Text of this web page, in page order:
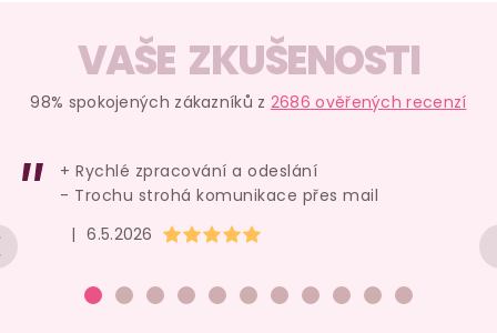
VAŠE ZKUŠENOSTI
98% spokojených zákazníků z 2686 ověřených recenzí
Hodnocení obchodu je 5 z 5 hvězdiček.
| 6.5.2026
+ Rychlé zpracování a odeslání
- Trochu strohá komunikace přes mail